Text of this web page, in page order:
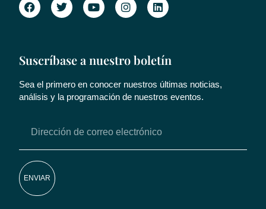
Suscríbase a nuestro boletín
Sea el primero en conocer nuestros últimas noticias,
análisis y la programación de nuestros eventos.
ENVIAR